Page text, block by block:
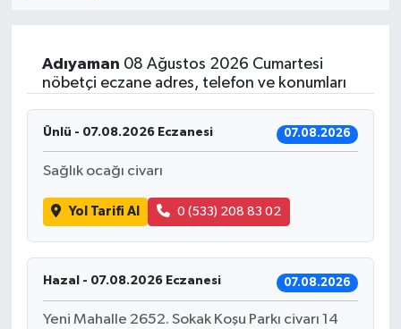
Adıyaman 08 Ağustos 2026 Cumartesi
nöbetçi eczane adres, telefon ve konumları
Ünlü - 07.08.2026 Eczanesi 07.08.2026
Sağlık ocağı civarı
Yol Tarifi Al 0 (533) 208 83 02
Hazal - 07.08.2026 Eczanesi 07.08.2026
Yeni Mahalle 2652. Sokak Koşu Parkı civarı 14